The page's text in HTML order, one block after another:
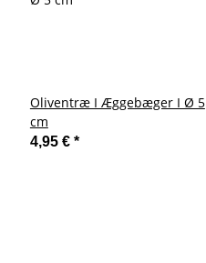
Oliventræ I Æggebæger I Ø 5
cm
4,95 € *